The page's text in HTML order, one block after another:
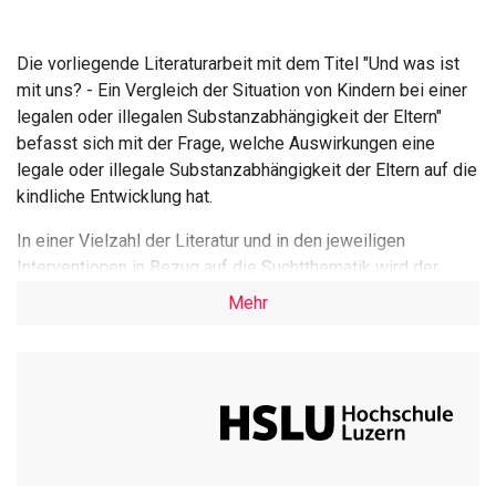
Die vorliegende Literaturarbeit mit dem Titel "Und was ist
mit uns? - Ein Vergleich der Situation von Kindern bei einer
legalen oder illegalen Substanzabhängigkeit der Eltern"
befasst sich mit der Frage, welche Auswirkungen eine
legale oder illegale Substanzabhängigkeit der Eltern auf die
kindliche Entwicklung hat.
In einer Vielzahl der Literatur und in den jeweiligen
Interventionen in Bezug auf die Suchtthematik wird der
Fokus stark auf die substanzabhängige Person gelegt. Die
bewusst die Kinder aus suchtbelasteten Familien in den
Mehr